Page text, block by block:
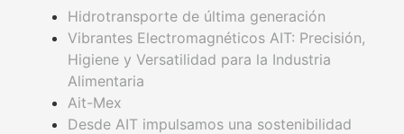
Hidrotransporte de última generación
Vibrantes Electromagnéticos AIT: Precisión,
Higiene y Versatilidad para la Industria
Alimentaria
Ait-Mex
Desde AIT impulsamos una sostenibilidad